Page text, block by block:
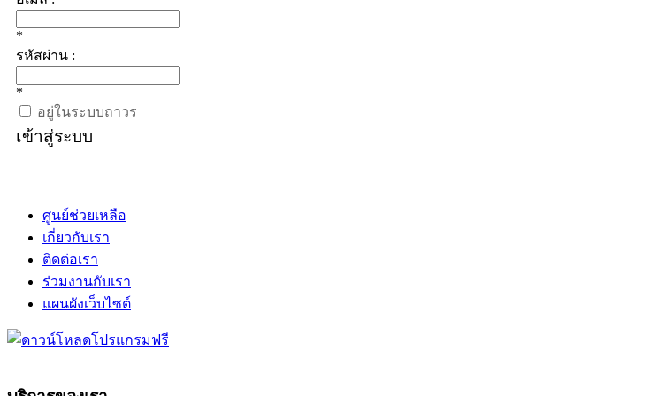
*
รหัสผ่าน :
*
อยู่ในระบบถาวร
เข้าสู่ระบบ
ศูนย์ช่วยเหลือ
เกี่ยวกับเรา
ติดต่อเรา
ร่วมงานกับเรา
แผนผังเว็บไซต์